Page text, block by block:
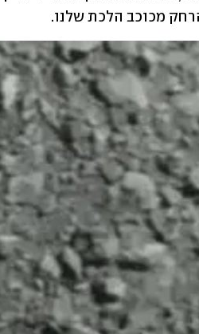
מכוכב הלכת שלנו.